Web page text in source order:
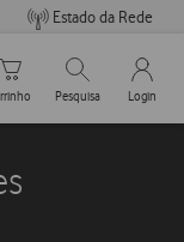
Estado da Rede
de compras
Pesquisar
Pesquisa
My
Login